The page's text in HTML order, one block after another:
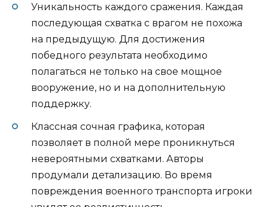
Уникальность каждого сражения. Каждая
последующая схватка с врагом не похожа
на предыдущую. Для достижения
победного результата необходимо
полагаться не только на свое мощное
вооружение, но и на дополнительную
поддержку.
Классная сочная графика, которая
позволяет в полной мере проникнуться
невероятными схватками. Авторы
продумали детализацию. Во время
повреждения военного транспорта игроки